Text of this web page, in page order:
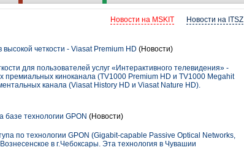
Новости на ITSZ
Новости на MSKIT
четкости - Viasat Premium HD (Новости)
для пользователей услуг «Интерактивного телевидения» -
премиальных киноканала (TV1000 Premium HD и TV1000 Megahit
канала (Viasat History HD и Viasat Nature HD).
базе технологии GPON (Новости)
по технологии GPON (Gigabit-capable Passive Optical Networks,
в г.Чебоксары. Эта технология в Чувашии